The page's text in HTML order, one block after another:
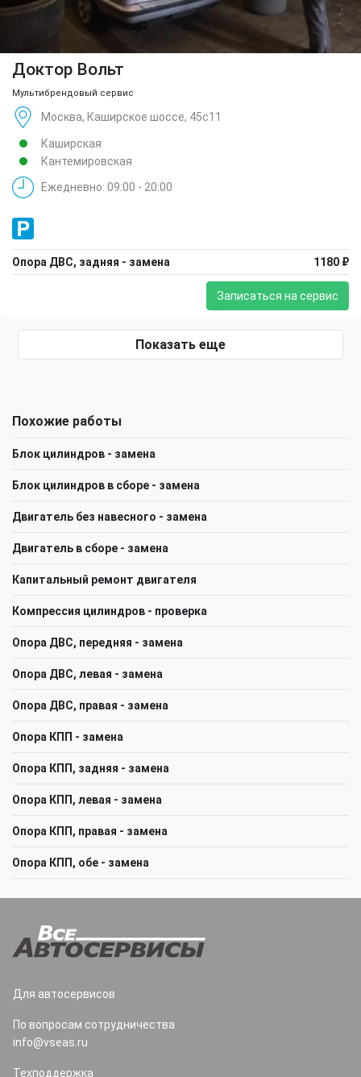
Доктор Вольт
Мультибрендовый сервис
Москва, Каширское шоссе, 45с11
Каширская
Кантемировская
Ежедневно: 09:00 - 20:00
Опора ДВС, задняя - замена 1180 ₽
Записаться на сервис
Показать еще
Похожие работы
Блок цилиндров - замена
Блок цилиндров в сборе - замена
Двигатель без навесного - замена
Двигатель в сборе - замена
Капитальный ремонт двигателя
Компрессия цилиндров - проверка
Опора ДВС, передняя - замена
Опора ДВС, левая - замена
Опора ДВС, правая - замена
Опора КПП - замена
Опора КПП, задняя - замена
Опора КПП, левая - замена
Опора КПП, правая - замена
Опора КПП, обе - замена
Для автосервисов
По вопросам сотрудничества
info@vseas.ru
Техподдержка